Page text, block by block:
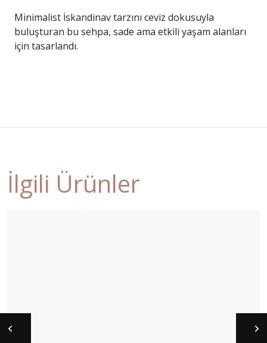
Minimalist İskandinav tarzını ceviz dokusuyla
buluşturan bu sehpa, sade ama etkili yaşam alanları
için tasarlandı.
İlgili Ürünler